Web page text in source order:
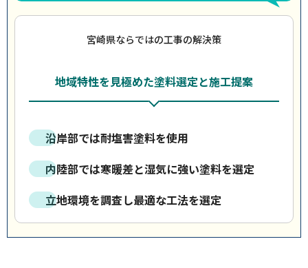
宮崎県ならではの工事の解決策
地域特性を見極めた塗料選定と施工提案
沿岸部では耐塩害塗料を使用
内陸部では寒暖差と湿気に強い塗料を選定
立地環境を調査し最適な工法を選定